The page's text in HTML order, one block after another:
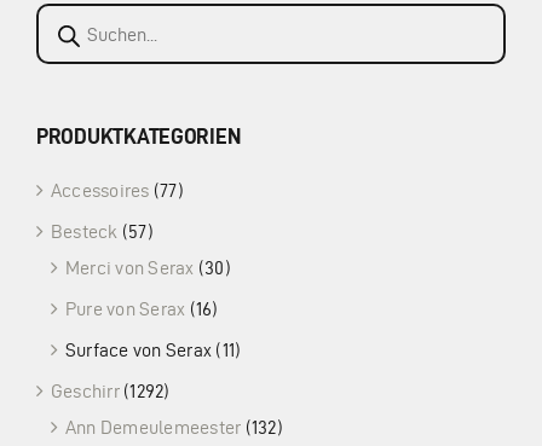
Products
search
PRODUKTKATEGORIEN
Accessoires (77)
Besteck (57)
Merci von Serax (30)
Pure von Serax (16)
Surface von Serax (11)
Geschirr (1292)
Ann Demeulemeester (132)